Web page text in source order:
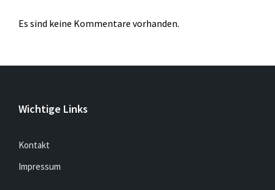
Es sind keine Kommentare vorhanden.
Wichtige Links
Kontakt
Impressum